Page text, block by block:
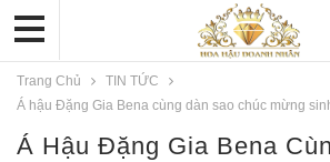
Trang Chủ
TIN TỨC
Á hậu Đặng Gia Bena cùng dàn sao chúc mừng
Á Hậu Đặng Gia Bena